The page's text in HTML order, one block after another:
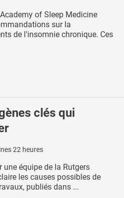
of Sleep Medicine
sur la
de l'insomnie chronique. Ces
clés qui
22 heures
une équipe de la Rutgers
les causes possibles de
publiés dans ...